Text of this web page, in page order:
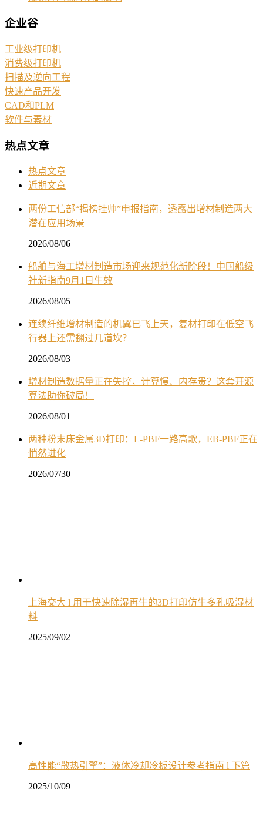
企业谷
工业级打印机
消费级打印机
扫描及逆向工程
快速产品开发
CAD和PLM
软件与素材
热点文章
热点文章
近期文章
两份工信部“揭榜挂帅”申报指南，透露出增材制造两大
潜在应用场景
2026/08/06
船舶与海工增材制造市场迎来规范化新阶段！中国船级
社新指南9月1日生效
2026/08/05
连续纤维增材制造的机翼已飞上天，复材打印在低空飞
行器上还需翻过几道坎？
2026/08/03
增材制造数据量正在失控，计算慢、内存贵？这套开源
算法助你破局！
2026/08/01
两种粉末床金属3D打印：L-PBF一路高歌，EB-PBF正在
悄然进化
2026/07/30
上海交大 l 用于快速除湿再生的3D打印仿生多孔吸湿材
料
2025/09/02
高性能“散热引擎”：液体冷却冷板设计参考指南 l 下篇
2025/10/09